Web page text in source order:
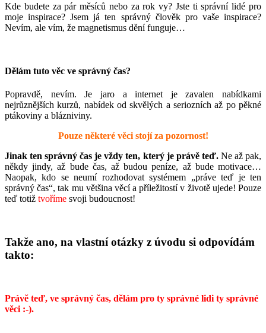
Kde budete za pár měsíců nebo za rok vy? Jste ti správní lidé pro
moje inspirace? Jsem já ten správný člověk pro vaše inspirace?
Nevím, ale vím, že magnetismus dění funguje…
Dělám tuto věc ve správný čas?
Popravdě, nevím. Je jaro a internet je zavalen nabídkami
nejrůznějších kurzů, nabídek od skvělých a seriozních až po pěkné
ptákoviny a blázniviny.
Pouze některé věci stojí za pozornost!
Jinak ten správný čas je vždy ten, který je právě teď.Ne až pak,
někdy jindy, až bude čas, až budou peníze, až bude motivace…
Naopak, kdo se neumí rozhodovat systémem „práve teď je ten
správný čas“, tak mu většina věcí a příležitostí v životě ujede! Pouze
teď totiž tvoříme svoji budoucnost!
Takže ano, na vlastní otázky z úvodu si odpovídám
takto:
Právě teď, ve správný čas, dělám pro ty správné lidi ty správné
věci :-).